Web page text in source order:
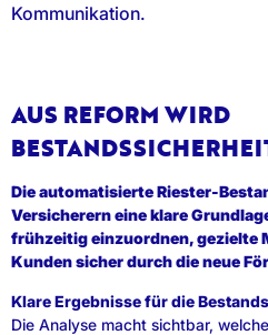
Kommunikation.
AUS REFORM WIRD
Die automatisierte Riester-
Versicherern eine klare
frühzeitig einzuordnen, gezielte
Kunden sicher durch die neue
Klare Ergebnisse für die
Die Analyse macht sichtbar,